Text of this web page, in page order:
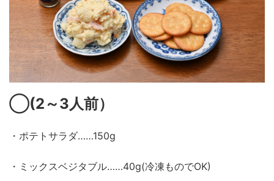
◯(2～3人前）
・ポテトサラダ……150g
・ミックスベジタブル……40g(冷凍ものでOK)